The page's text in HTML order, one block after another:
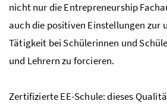
nicht nur die Entrepreneurship
auch die positiven Einstellungen zur
Tätigkeit bei Schülerinnen und
und Lehrern zu forcieren.
ZertifizierteEE-Schule: dieses